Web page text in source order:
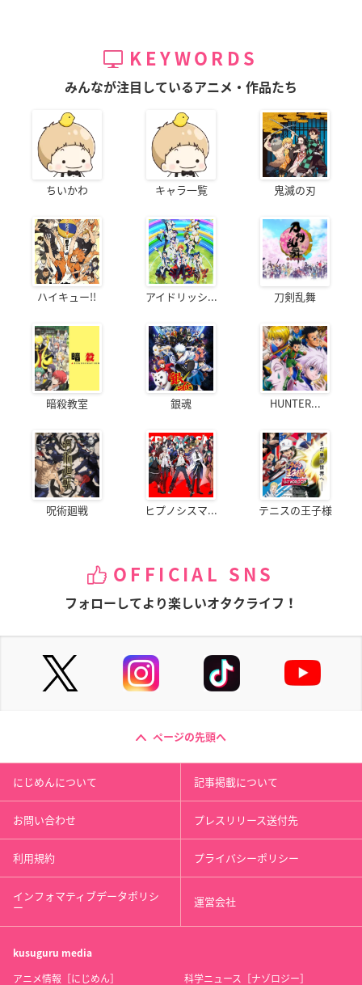
KEYWORDS
みんなが注目しているアニメ・作品たち
ちいかわ キャラ一覧 鬼滅の刃
ハイキュー!! アイドリッシ... 刀剣乱舞
暗殺教室 銀魂 HUNTER...
呪術廻戦 ヒプノシスマ... テニスの王子様
OFFICIAL SNS
フォローしてより楽しいオタクライフ！
ページの先頭へ
にじめんについて 記事掲載について
お問い合わせ プレスリリース送付先
利用規約 プライバシーポリシー
インフォマティブデータポリシ
ー 運営会社
kusuguru media
アニメ情報［にじめん］ 科学ニュース［ナゾロジー］